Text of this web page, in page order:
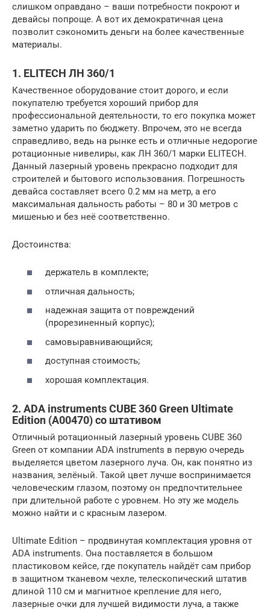
слишком оправдано – ваши потребности покроют и
девайсы попроще. А вот их демократичная цена
позволит сэкономить деньги на более качественные
материалы.
1. ELITECH ЛН 360/1
Качественное оборудование стоит дорого, и если
покупателю требуется хороший прибор для
профессиональной деятельности, то его покупка может
заметно ударить по бюджету. Впрочем, это не всегда
справедливо, ведь на рынке есть и отличные недорогие
ротационные нивелиры, как ЛН 360/1 марки ELITECH.
Данный лазерный уровень прекрасно подходит для
строителей и бытового использования. Погрешность
девайса составляет всего 0.2 мм на метр, а его
максимальная дальность работы – 80 и 30 метров с
мишенью и без неё соответственно.
Достоинства:
держатель в комплекте;
отличная дальность;
надежная защита от повреждений
(прорезиненный корпус);
самовыравнивающийся;
доступная стоимость;
хорошая комплектация.
2. ADA instruments CUBE 360 Green Ultimate
Edition (А00470) со штативом
Отличный ротационный лазерный уровень CUBE 360
Green от компании ADA instruments в первую очередь
выделяется цветом лазерного луча. Он, как понятно из
названия, зелёный. Такой цвет лучше воспринимается
человеческим глазом, поэтому он предпочтительнее
при длительной работе с уровнем. Но эту же модель
можно найти и с красным лазером.
Ultimate Edition – продвинутая комплектация уровня от
ADA instruments. Она поставляется в большом
пластиковом кейсе, где покупатель найдёт сам прибор
в защитном тканевом чехле, телескопический штатив
длиной 110 см и магнитное крепление для него,
лазерные очки для лучшей видимости луча, а также